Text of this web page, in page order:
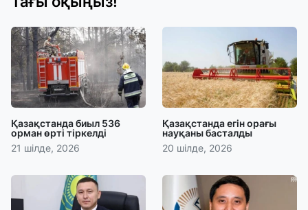
Қазақстанда биыл 536
орман өрті тіркелді
21 шілде, 2026
Қазақстанда егін орағы
науқаны басталды
20 шілде, 2026